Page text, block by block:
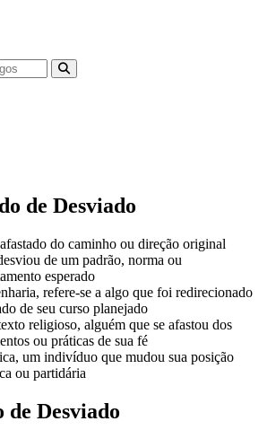
de Desviado
do caminho ou direção original
de um padrão, norma ou
esperado
refere-se a algo que foi redirecionado
de seu curso planejado
religioso, alguém que se afastou dos
ou práticas de sua fé
um indivíduo que mudou sua posição
ou partidária
de Desviado